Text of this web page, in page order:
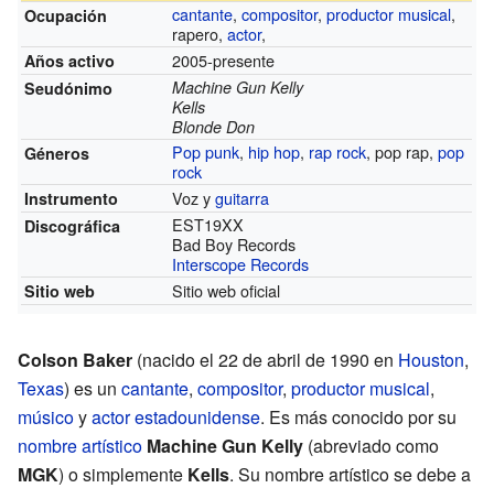
Ocupación
cantante,compositor,productor musical,
rapero,actor,
Años activo 2005-presente
Seudónimo
Machine Gun Kelly
Kells
Blonde Don
Géneros
Pop punk, hip hop, rap rock, pop rap,pop
rock
Instrumento Voz yguitarra
Discográfica
EST19XX
Bad Boy Records
Interscope Records
Sitio web Sitio web oficial
Colson Baker (nacido el 22 de abril de 1990 en Houston,
Texas) es un cantante, compositor, productor musical,
músicoyactorestadounidense. Es más conocido por su
nombre artístico Machine Gun Kelly (abreviado como
MGK) o simplemente Kells. Su nombre artístico se debe a